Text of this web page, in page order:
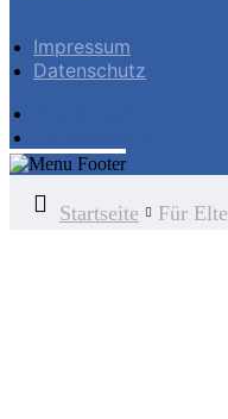
Impressum
Datenschutz
Startseite Für